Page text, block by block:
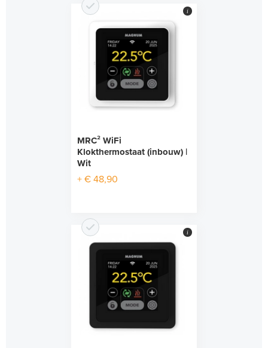
MRC² WiFi
Klokthermostaat (inbouw) |
Wit
+ € 48,90
i
i